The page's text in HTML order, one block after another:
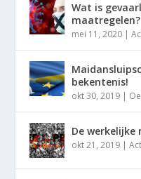
Wat is
maatregelen?
mei 11, 2020 |
bekentenis!
okt 30, 2019 |
De
okt 21, 2019 |